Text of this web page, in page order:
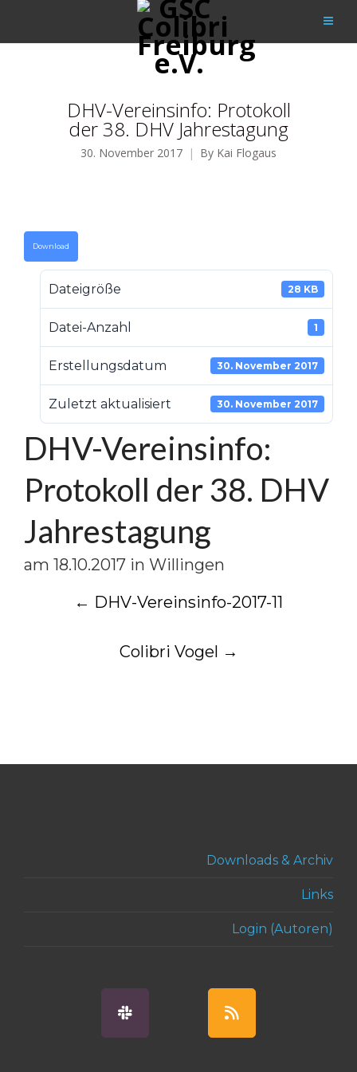
DHV-Vereinsinfo: Protokoll
der 38. DHV Jahrestagung
30. November 2017 By Kai Flogaus
Download
Dateigröße 28 KB
Datei-Anzahl 1
Erstellungsdatum 30. November 2017
Zuletzt aktualisiert 30. November 2017
DHV-Vereinsinfo:
Protokoll der 38. DHV
Jahrestagung
am 18.10.2017 in Willingen
Post
navigation
← DHV-Vereinsinfo-2017-11
Colibri Vogel →
Downloads & Archiv
Links
Login (Autoren)